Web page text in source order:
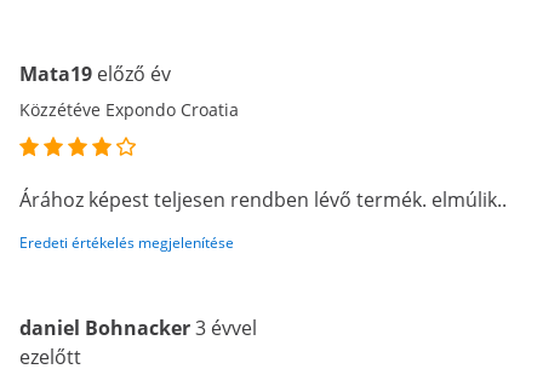
Mata19 előző év
Közzétéve Expondo Croatia
Árához képest teljesen rendben lévő termék. elmúlik..
Eredeti értékelés megjelenítése
daniel Bohnacker3 évvel
ezelőtt